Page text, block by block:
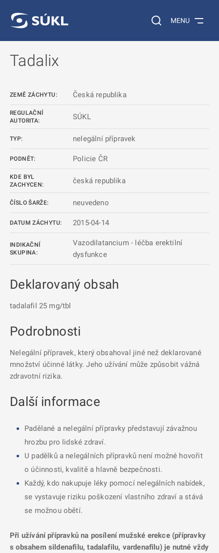
Vyhledávání na
MENU
Tadalix
ZEMĚ ZÁCHYTU: Česká republika
REGULAČNÍ
AUTORITA:
SÚKL
TYP: nelegální přípravek
PODNĚT: Policie ČR
KDE BYL
ZACHYCEN:
česká republika
ČÍSLO ŠARŽE: neuvedeno
DATUM ZÁCHYTU: 2015-04-14
INDIKAČNÍ
SKUPINA:
Vazodilatancium - léčba erektilní
dysfunkce
Deklarovaný obsah
tadalafil 25 mg/tbl
Podrobnosti
Nelegální přípravek, který obsahoval jiné než deklarované
množství účinné látky. Jeho užívání může způsobit vážná
zdravotní rizika.
Další informace
Padělané a nelegální přípravky představují závažnou
hrozbu pro lidské zdraví.
U padělků a nelegálních přípravků není možné hovořit
o účinnosti, kvalitě a hlavně bezpečnosti.
Každý, kdo nakupuje léky pomocí nelegálních nabídek,
se vystavuje riziku poškození vlastního zdraví a stává
se možnou obětí.
Při užívání přípravků na posílení mužské erekce (přípravky
s obsahem sildenafilu, tadalafilu, vardenafilu) je nutné vždy